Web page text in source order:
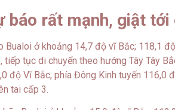
báo rất mạnh, giật tới
Bualoi ở khoảng 14,7 độ vĩ Bắc; 118,1
tiếp tục di chuyển theo hướng Tây Tây
độ Vĩ Bắc, phía Đông Kinh tuyến 116,0
tai cấp 3.